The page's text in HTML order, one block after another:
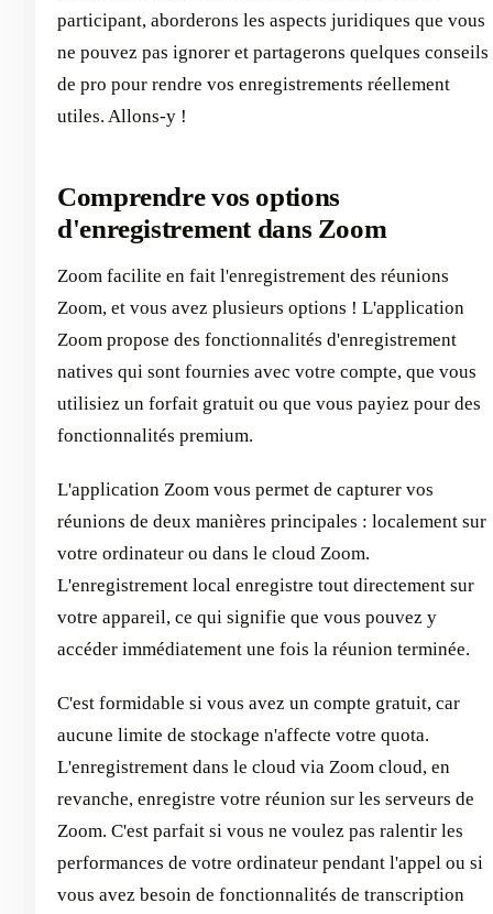
participant, aborderons les aspects juridiques que vous
ne pouvez pas ignorer et partagerons quelques conseils
de pro pour rendre vos enregistrements réellement
utiles. Allons-y !
Comprendre vos options
d'enregistrement dans Zoom
Zoom facilite en fait l'enregistrement des réunions
Zoom, et vous avez plusieurs options ! L'application
Zoom propose des fonctionnalités d'enregistrement
natives qui sont fournies avec votre compte, que vous
utilisiez un forfait gratuit ou que vous payiez pour des
fonctionnalités premium.
L'application Zoom vous permet de capturer vos
réunions de deux manières principales : localement sur
votre ordinateur ou dans le cloud Zoom.
L'enregistrement local enregistre tout directement sur
votre appareil, ce qui signifie que vous pouvez y
accéder immédiatement une fois la réunion terminée.
C'est formidable si vous avez un compte gratuit, car
aucune limite de stockage n'affecte votre quota.
L'enregistrement dans le cloud via Zoom cloud, en
revanche, enregistre votre réunion sur les serveurs de
Zoom. C'est parfait si vous ne voulez pas ralentir les
performances de votre ordinateur pendant l'appel ou si
vous avez besoin de fonctionnalités de transcription